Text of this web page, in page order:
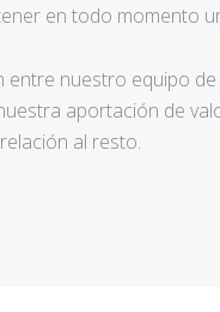
en todo momento
entre nuestro equipo
aportación de
al resto.